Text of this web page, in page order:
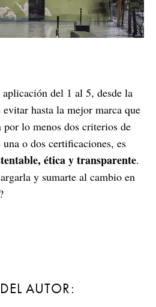
del 1 al 5, desde la
hasta la mejor marca que
lo menos dos criterios de
o dos certificaciones, es
ética y transparente.
y sumarte al cambio en
AUTOR: